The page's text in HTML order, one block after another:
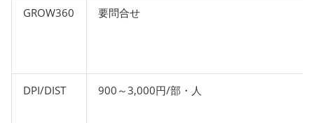
GROW360 要問合せ
DPI/DIST 900～3,000円/部・人